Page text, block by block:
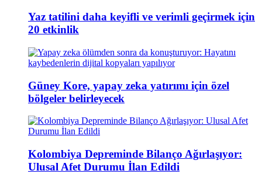
Yaz tatilini daha keyifli ve verimli geçirmek için
20 etkinlik
Güney Kore, yapay zeka yatırımı için özel
bölgeler belirleyecek
Kolombiya Depreminde Bilanço Ağırlaşıyor:
Ulusal Afet Durumu İlan Edildi